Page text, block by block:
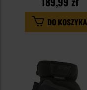
DO KOSZYKA